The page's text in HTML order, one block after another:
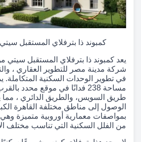
كمبوند ذا بترفلاي المستقبل سيتي
يعد كمبوند ذا بترفلاي المستقبل
شركة مدينة مصر للتطوير العقاري ،
في تطوير الوحدات السكنية المتكاملة.
مساحة 238 فدانًا في موقع محدد
طريق السويس، والطريق الدائري ،
الوصول إلى مناطق مختلفة القاهرة
بمواصفات معمارية أوروبية متميزة
من الفلل السكنية التي تناسب مختلف